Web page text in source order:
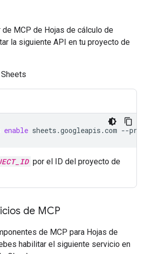
MCP de Hojas de cálculo de
la siguiente API en tu proyecto de
enable sheets.googleapis.com --
por el ID del proyecto de
de MCP
de MCP para Hojas de
habilitar el siguiente servicio en